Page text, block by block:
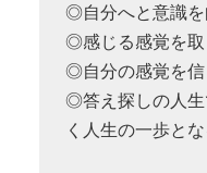
◎自分へと意識を
◎感じる感覚を取
◎自分の感覚を信
◎答え探しの人生
く人生の一歩と